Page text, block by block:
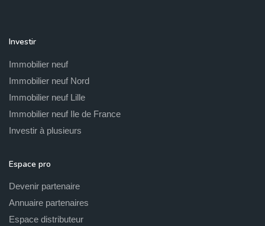
Investir
Immobilier neuf
Immobilier neuf Nord
Immobilier neuf Lille
Immobilier neuf Ile de France
Investir à plusieurs
Espace pro
Devenir partenaire
Annuaire partenaires
Espace distributeur